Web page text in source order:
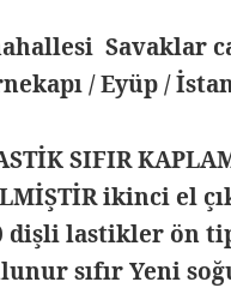
Savaklar
/ Eyüp /
SIFIR
ikinci el
dişli lastikler ön
sıfır Yeni